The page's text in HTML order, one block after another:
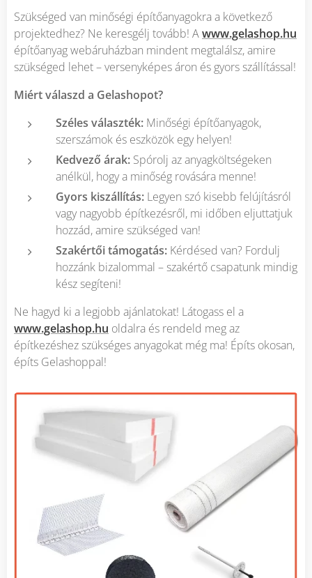
Szükséged van minőségi építőanyagokra a következő
projektedhez? Ne keresgélj tovább! Awww.gelashop.hu
építőanyag webáruházban mindent megtalálsz, amire
szükséged lehet – versenyképes áron és gyors szállítással!
Miért válaszd a Gelashopot?
Széles választék: Minőségi építőanyagok,
szerszámok és eszközök egy helyen!
Kedvező árak: Spórolj az anyagköltségeken
anélkül, hogy a minőség rovására menne!
Gyors kiszállítás: Legyen szó kisebb felújításról
vagy nagyobb építkezésről, mi időben eljuttatjuk
hozzád, amire szükséged van!
Szakértői támogatás: Kérdésed van? Fordulj
hozzánk bizalommal – szakértő csapatunk mindig
kész segíteni!
Ne hagyd ki a legjobb ajánlatokat! Látogass el a
www.gelashop.hu oldalra és rendeld meg az
építkezéshez szükséges anyagokat még ma! Építs okosan,
építs Gelashoppal!